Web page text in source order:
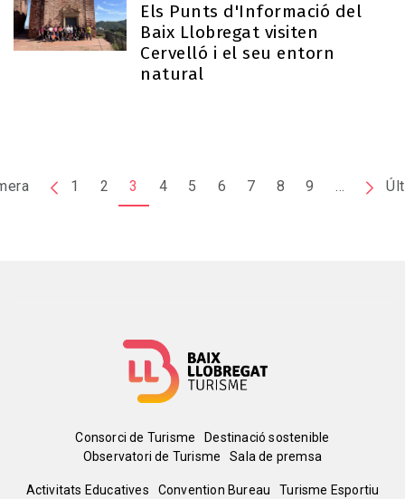
Els Punts d'Informació del
Baix Llobregat visiten
Cervelló i el seu entorn
natural
Primera
Pàgina
1 2 3 4 5 6 7 8 9 …
Menú
del
Consorci de Turisme
Destinació sostenible
Observatori de Turisme
Sala de premsa
Activitats Educatives Convention Bureau Turisme Esportiu